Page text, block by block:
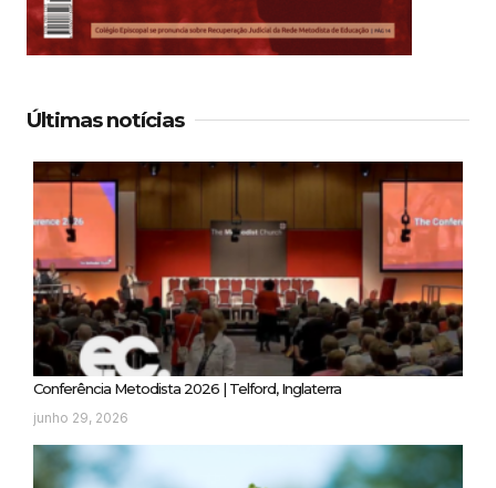
Últimas notícias
Conferência Metodista 2026 | Telford, Inglaterra
junho 29, 2026